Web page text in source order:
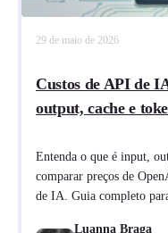
29 de maio de 2026
Custos de API de
output, cache e
Entenda o que é input,
comparar preços de
de IA. Guia completo
Luanna Braga